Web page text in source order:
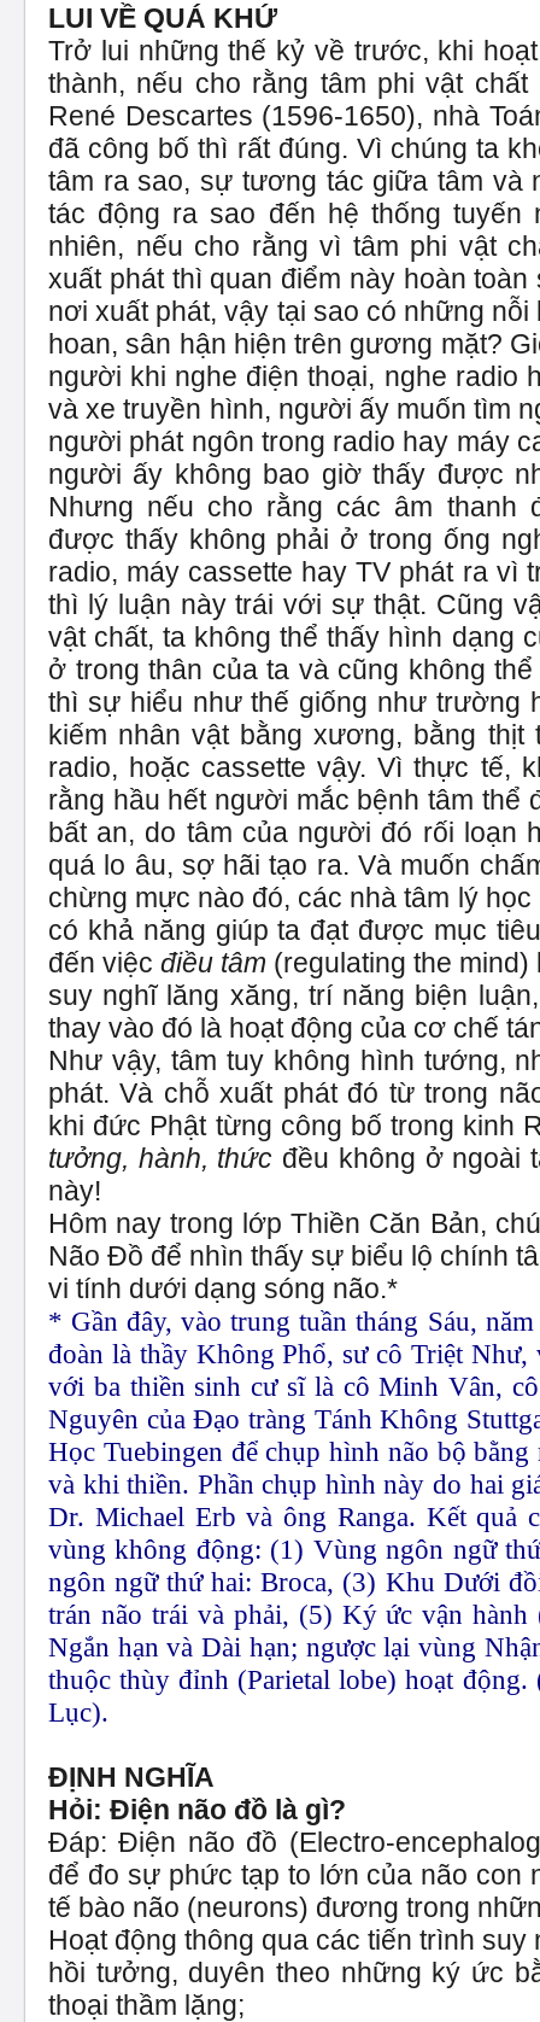
LUI VỀ QUÁ KHỨ
Trở lui những thế kỷ về trước, khi
thành, nếu cho rằng tâm phi vật
René Descartes (1596-1650), nhà
đã công bố thì rất đúng. Vì chúng ta
tâm ra sao, sự tương tác giữa tâm và
tác động ra sao đến hệ thống tuyến
nhiên, nếu cho rằng vì tâm phi vật
xuất phát thì quan điểm này hoàn
nơi xuất phát, vậy tại sao có những
hoan, sân hận hiện trên gương mặt?
người khi nghe điện thoại, nghe radio
và xe truyền hình, người ấy muốn tìm
người phát ngôn trong radio hay máy
người ấy không bao giờ thấy được
Nhưng nếu cho rằng các âm thanh
được thấy không phải ở trong ống
radio, máy cassette hay TV phát ra vì
thì lý luận này trái với sự thật. Cũng
vật chất, ta không thể thấy hình dạng
ở trong thân của ta và cũng không
thì sự hiểu như thế giống như trường
kiếm nhân vật bằng xương, bằng thịt
radio, hoặc cassette vậy. Vì thực tế,
rằng hầu hết người mắc bệnh tâm thể
bất an, do tâm của người đó rối loạn
quá lo âu, sợ hãi tạo ra. Và muốn
chừng mực nào đó, các nhà tâm lý
có khả năng giúp ta đạt được mục
đến việc điều tâm (regulating the
suy nghĩ lăng xăng, trí năng biện
thay vào đó là hoạt động của cơ chế
Như vậy, tâm tuy không hình tướng,
phát. Và chỗ xuất phát đó từ trong
khi đức Phật từng công bố trong kinh
tưởng, hành, thức đều không ở ngoài
này!
Hôm nay trong lớp Thiền Căn Bản,
Não Đồ để nhìn thấy sự biểu lộ chính
vi tính dưới dạng sóng não.*
* Gần đây, vào trung tuần tháng Sáu,
đoàn là thầy Không Phổ, sư cô Triệt
với ba thiền sinh cư sĩ là cô Minh Vân,
Nguyên của Đạo tràng Tánh Không
Học Tuebingen để chụp hình não bộ
và khi thiền. Phần chụp hình này do hai
Dr. Michael Erb và ông Ranga. Kết quả
vùng không động: (1) Vùng ngôn ngữ
ngôn ngữ thứ hai: Broca, (3) Khu Dưới
trán não trái và phải, (5) Ký ức vận
Ngắn hạn và Dài hạn; ngược lại vùng
thuộc thùy đỉnh (Parietal lobe) hoạt
Lục).
ĐỊNH NGHĨA
Hỏi: Điện não đồ là gì?
Đáp: Điện não đồ (Electro-
để đo sự phức tạp to lớn của não con
tế bào não (neurons) đương trong
Hoạt động thông qua các tiến trình suy
hồi tưởng, duyên theo những ký ức
thoại thầm lặng;